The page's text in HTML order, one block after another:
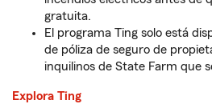
gratuita.
El programa Ting solo está
de póliza de seguro de
inquilinos de State Farm que
Explora Ting